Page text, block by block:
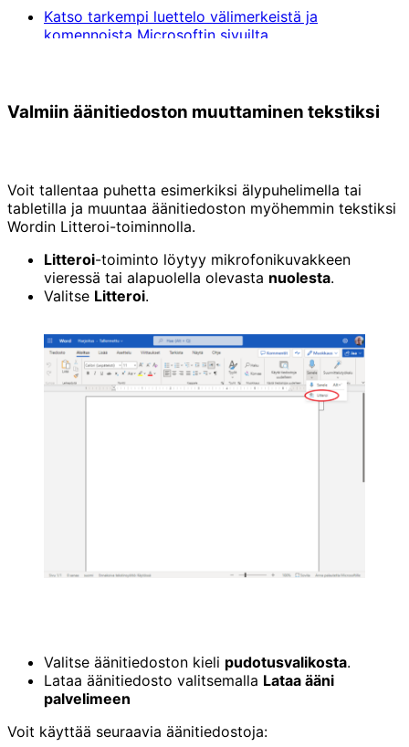
Katso tarkempi luettelo välimerkeistä ja
komennoista Microsoftin sivuilta
Valmiin äänitiedoston muuttaminen tekstiksi
Voit tallentaa puhetta esimerkiksi älypuhelimella tai
tabletilla ja muuntaa äänitiedoston myöhemmin tekstiksi
Wordin Litteroi-toiminnolla.
Litteroi-toiminto löytyy mikrofonikuvakkeen
vieressä tai alapuolella olevasta nuolesta.
Valitse Litteroi.
Valitse äänitiedoston kieli pudotusvalikosta.
Lataa äänitiedosto valitsemalla Lataa ääni
palvelimeen
Voit käyttää seuraavia äänitiedostoja: